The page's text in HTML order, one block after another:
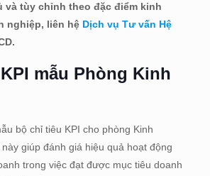
và tùy chỉnh theo đặc điểm kinh
nghiệp, liên hệ Dịch vụ Tư vấn Hệ
mẫu Phòng Kinh
bộ chỉ tiêu KPI cho phòng Kinh
giúp đánh giá hiệu quả hoạt động
trong việc đạt được mục tiêu doanh